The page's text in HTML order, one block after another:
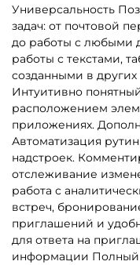
Универсальность
задач: от почтовой
до работы с любыми
работы с текстами,
созданными в
Интуитивно
расположением
приложениях.
Автоматизация
надстроек.
отслеживание
работа с
встреч,
приглашений и
для ответа на
информации Полный